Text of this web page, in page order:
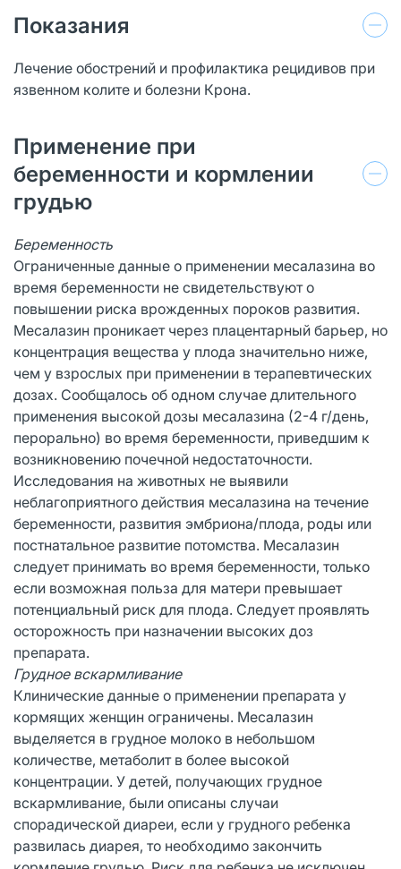
Показания
Лечение обострений и профилактика рецидивов при
язвенном колите и болезни Крона.
Применение при
беременности и кормлении
грудью
Беременность
Ограниченные данные о применении месалазина во
время беременности не свидетельствуют о
повышении риска врожденных пороков развития.
Месалазин проникает через плацентарный барьер, но
концентрация вещества у плода значительно ниже,
чем у взрослых при применении в терапевтических
дозах. Сообщалось об одном случае длительного
применения высокой дозы месалазина (2-4 г/день,
перорально) во время беременности, приведшим к
возникновению почечной недостаточности.
Исследования на животных не выявили
неблагоприятного действия месалазина на течение
беременности, развития эмбриона/плода, роды или
постнатальное развитие потомства. Месалазин
следует принимать во время беременности, только
если возможная польза для матери превышает
потенциальный риск для плода. Следует проявлять
осторожность при назначении высоких доз
препарата.
Грудное вскармливание
Клинические данные о применении препарата у
кормящих женщин ограничены. Месалазин
выделяется в грудное молоко в небольшом
количестве, метаболит в более высокой
концентрации. У детей, получающих грудное
вскармливание, были описаны случаи
спорадической диареи, если у грудного ребенка
развилась диарея, то необходимо закончить